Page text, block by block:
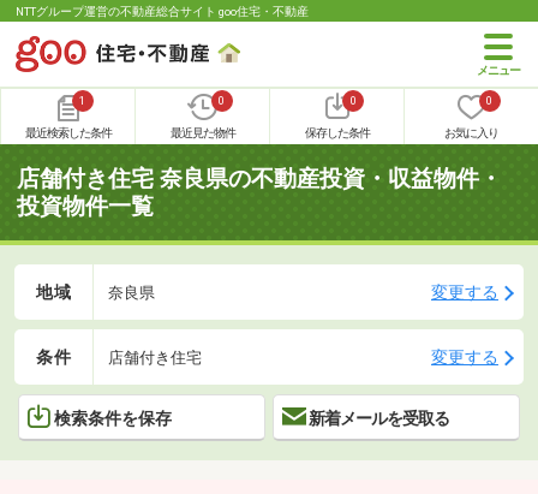
NTTグループ運営の不動産総合サイト goo住宅・不動産
1
最近検索した条件
0
最近見た物件
0
保存した条件
0
お気に入り
店舗付き住宅 奈良県の不動産投資・収益物件・
投資物件一覧
地域 奈良県 変更する
条件 店舗付き住宅 変更する
検索条件を保存 新着メールを受取る